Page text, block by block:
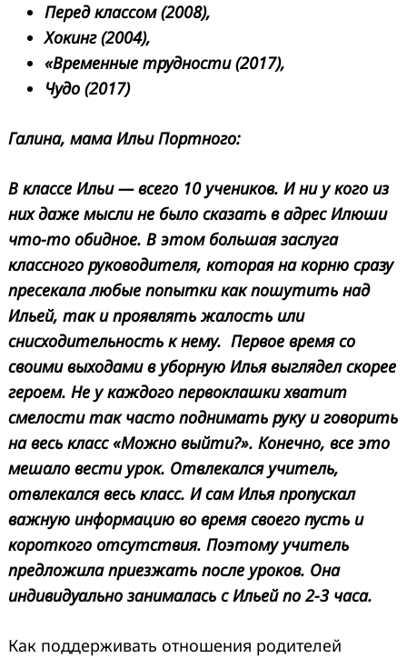
Перед классом (2008),
Хокинг (2004),
«Временные трудности (2017),
Чудо (2017)
Галина, мама Ильи Портного:
В классе Ильи — всего 10 учеников. И ни у кого из
них даже мысли не было сказать в адрес Илюши
что-то обидное. В этом большая заслуга
классного руководителя, которая на корню сразу
пресекала любые попытки как пошутить над
Ильей, так и проявлять жалость или
снисходительность к нему. Первое время со
своими выходами в уборную Илья выглядел скорее
героем. Не у каждого первоклашки хватит
смелости так часто поднимать руку и говорить
на весь класс «Можно выйти?». Конечно, все это
мешало вести урок. Отвлекался учитель,
отвлекался весь класс. И сам Илья пропускал
важную информацию во время своего пусть и
короткого отсутствия. Поэтому учитель
предложила приезжать после уроков. Она
индивидуально занималась с Ильей по 2-3 часа.
Как поддерживать отношения родителей